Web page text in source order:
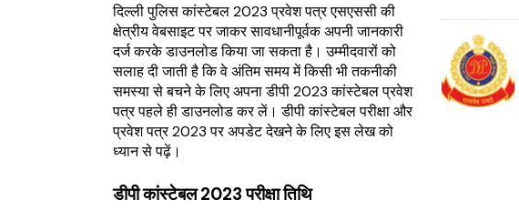
दिल्ली पुलिस कांस्टेबल 2023 प्रवेश पत्र एसएससी की
क्षेत्रीय वेबसाइट पर जाकर सावधानीपूर्वक अपनी जानकारी
दर्ज करके डाउनलोड किया जा सकता है। उम्मीदवारों को
सलाह दी जाती है कि वे अंतिम समय में किसी भी तकनीकी
समस्या से बचने के लिए अपना डीपी 2023 कांस्टेबल प्रवेश
पत्र पहले ही डाउनलोड कर लें। डीपी कांस्टेबल परीक्षा और
प्रवेश पत्र 2023 पर अपडेट देखने के लिए इस लेख को
ध्यान से पढ़ें।
डीपी कांस्टेबल 2023 परीक्षा तिथि